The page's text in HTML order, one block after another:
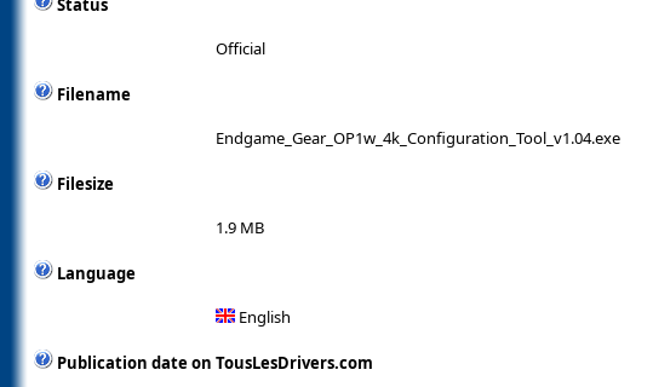
Status
Official
Filename
Endgame_Gear_OP1w_4k_Configuration_Tool_v1.04.exe
Filesize
1.9 MB
Language
English
Publication date on TousLesDrivers.com